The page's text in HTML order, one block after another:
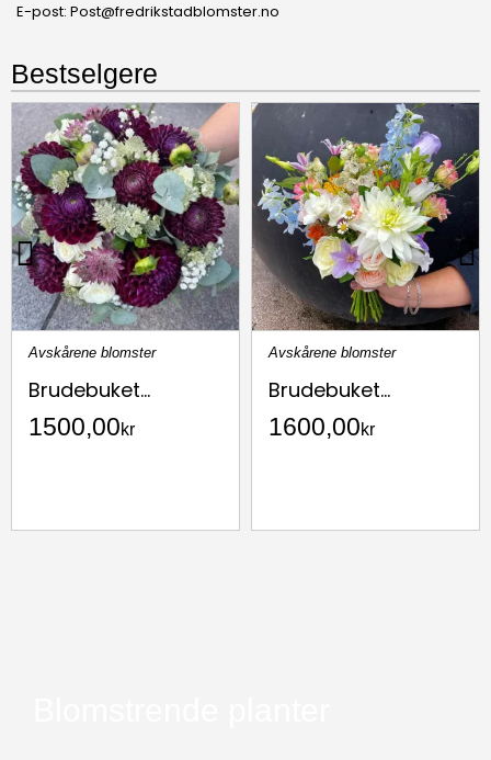
E-post: Post@fredrikstadblomster.no
Bestselgere
Avskårene blomster
Brudebuket...
1500,00kr
Avskårene blomster
Brudebuket...
1600,00kr